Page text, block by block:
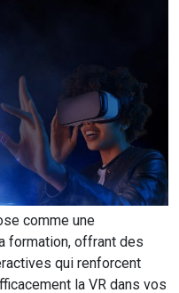
comme une
formation, offrant des
qui renforcent
la VR dans vos